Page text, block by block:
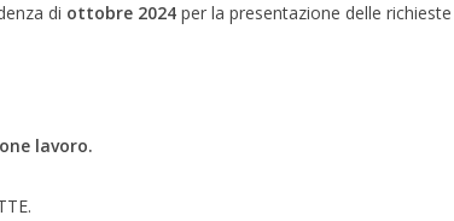
di ottobre 2024 per la presentazione delle
lavoro.